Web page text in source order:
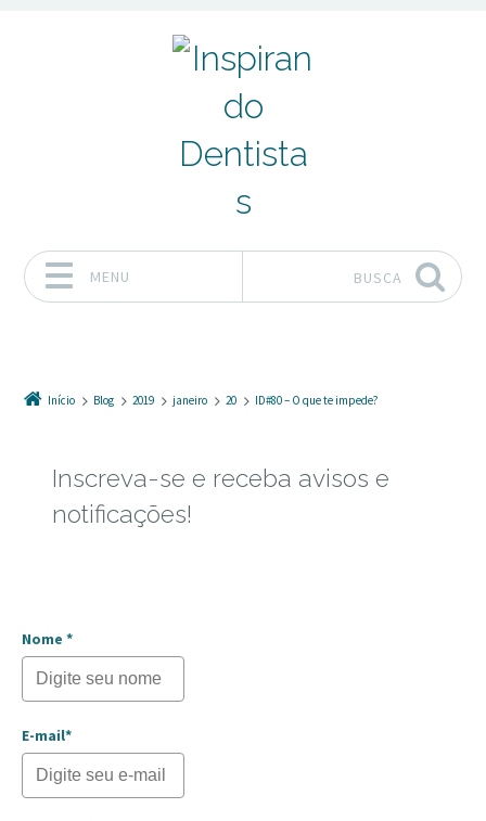
MENU BUSCA
Início Blog 2019 janeiro 20 ID#80 – O que te impede?
Inscreva-se e receba avisos e
notificações!
Nome *
E-mail*